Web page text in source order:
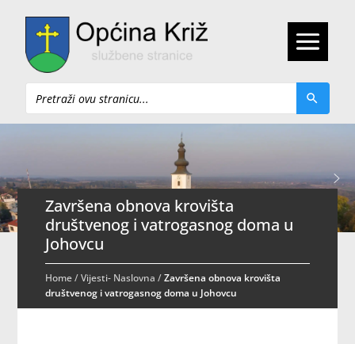
Pretraži
Završena obnova krovišta
društvenog i vatrogasnog doma u
Johovcu
Home/Vijesti- Naslovna /Završena obnova krovišta
društvenog i vatrogasnog doma u Johovcu